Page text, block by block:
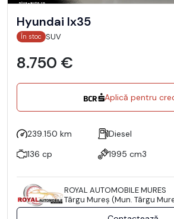
Hyundai Ix35
În stoc SUV
8.750 €
Aplică pentru
239.150 km Diesel
136 cp
1995 cm3
ROYAL AUTOMOBILE MURES
Târgu Mureş (Mun. Târgu